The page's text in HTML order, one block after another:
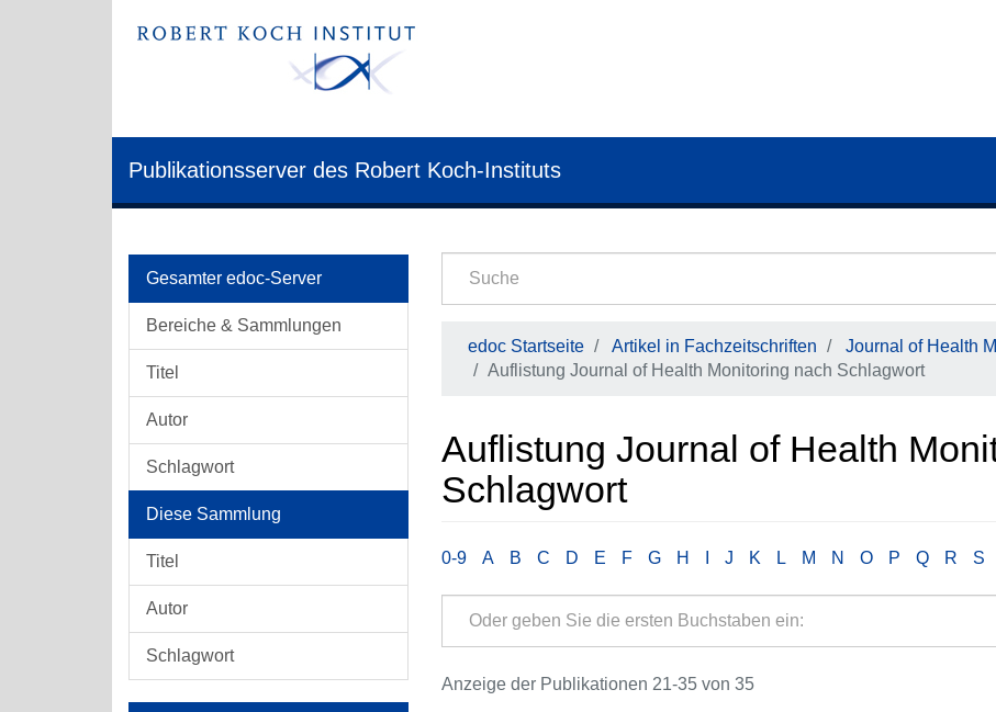
Publikationsserver des Robert Koch-Instituts
Gesamter edoc-Server
Bereiche & Sammlungen
Titel
Autor
Schlagwort
Diese Sammlung
Titel
Autor
Schlagwort
edoc Startseite Artikel in Fachzeitschriften
Journal of Health
Auflistung Journal of Health Monitoring nach Schlagwort
Auflistung Journal of Health
Schlagwort
0-9 A B C D E F G H J K L M N O P Q R S
Anzeige der Publikationen 21-35 von 35